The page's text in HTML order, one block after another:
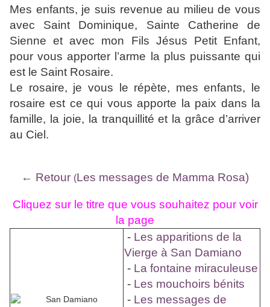
Mes enfants, je suis revenue au milieu de vous
avec Saint Dominique, Sainte Catherine de
Sienne et avec mon Fils Jésus Petit Enfant,
pour vous apporter l’arme la plus puissante qui
est le Saint Rosaire.
Le rosaire, je vous le répète, mes enfants, le
rosaire est ce qui vous apporte la paix dans la
famille, la joie, la tranquillité et la grâce d’arriver
au Ciel.
← Retour (Les messages de Mamma Rosa)
Cliquez sur le titre que vous souhaitez pour voir
la page
- Les apparitions de la
Vierge à San Damiano
- La fontaine miraculeuse
- Les mouchoirs bénits
- Les messages de